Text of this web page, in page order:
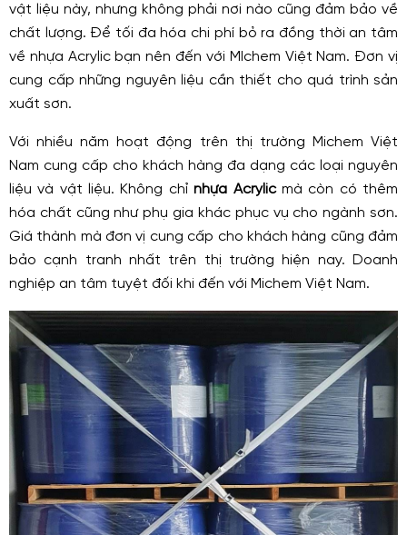
vật liệu này, nhưng không phải nơi nào cũng đảm bảo về
chất lượng. Để tối đa hóa chi phí bỏ ra đồng thời an tâm
về nhựa Acrylic bạn nên đến với MIchem Việt Nam. Đơn vị
cung cấp những nguyên liệu cần thiết cho quá trình sản
xuất sơn.
Với nhiều năm hoạt động trên thị trường Michem Việt
Nam cung cấp cho khách hàng đa dạng các loại nguyên
liệu và vật liệu. Không chỉnhựa Acrylicmà còn có thêm
hóa chất cũng như phụ gia khác phục vụ cho ngành sơn.
Giá thành mà đơn vị cung cấp cho khách hàng cũng đảm
bảo cạnh tranh nhất trên thị trường hiện nay. Doanh
nghiệp an tâm tuyệt đối khi đến với Michem Việt Nam.